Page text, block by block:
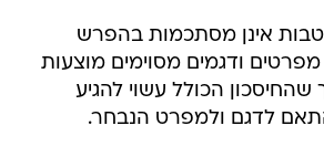
אינן מסתכמות בהפרש
ודגמים מסוימים מוצעות
שהחיסכון הכולל עשוי להגיע
לדגם ולמפרט הנבחר.